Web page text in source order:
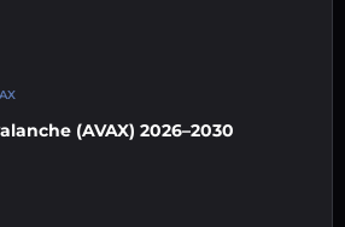
(AVAX) 2026–2030